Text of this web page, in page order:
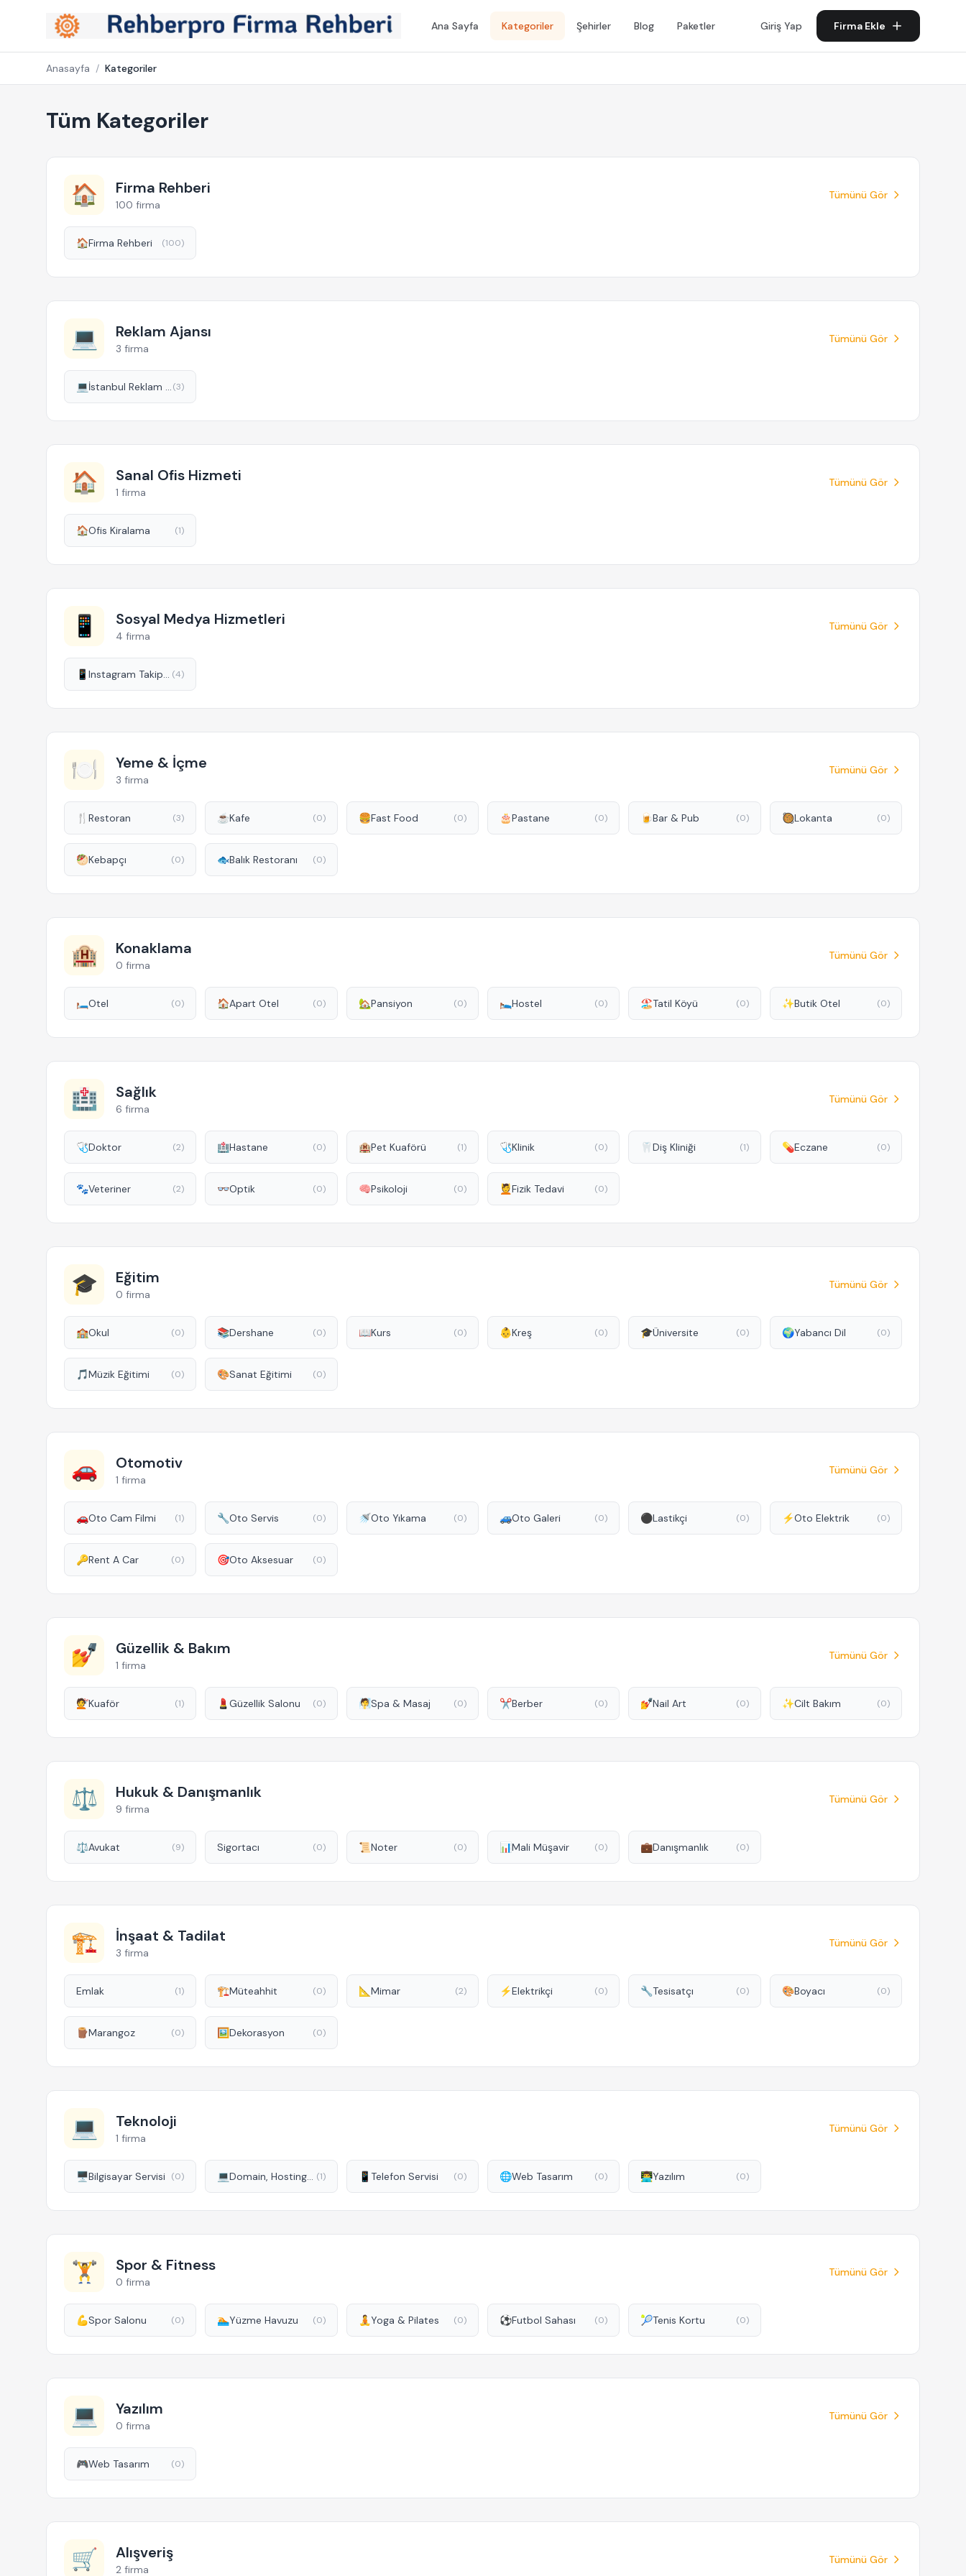
Ana Sayfa Kategoriler Şehirler Blog Paketler Giriş Yap Firma Ekle
Anasayfa / Kategoriler
Tüm Kategoriler
🏠 Firma Rehberi
100 firma
Tümünü Gör
🏠Firma Rehberi (100)
💻 Reklam Ajansı
3 firma
Tümünü Gör
💻 İstanbul Reklam Ajansları(3)
🏠 Sanal Ofis Hizmeti
1 firma
Tümünü Gör
🏠Ofis Kiralama (1)
📱 Sosyal Medya Hizmetleri
4 firma
Tümünü Gör
📱 Instagram Takipçi Hizmetleri (4)
🍽️ Yeme & İçme
3 firma
Tümünü Gör
🍴 Restoran (3) ☕Kafe (0) 🍔Fast Food (0) 🎂Pastane (0) 🍺Bar & Pub (0) 🥘Lokanta (0)
🥙Kebapçı (0) 🐟Balık Restoranı (0)
🏨 Konaklama
0 firma
Tümünü Gör
🛏️Otel (0) 🏠Apart Otel (0) 🏡Pansiyon (0) 🛌Hostel (0) 🏖️Tatil Köyü (0) ✨Butik Otel (0)
🏥 Sağlık
6 firma
Tümünü Gör
🩺Doktor (2) 🏥Hastane (0) 🏨Pet Kuaförü (1) 🩺Klinik (0) 🦷Diş Kliniği (1) 💊Eczane (0)
🐾Veteriner (2) 👓Optik (0) 🧠Psikoloji (0) 💆Fizik Tedavi (0)
🎓 Eğitim
0 firma
Tümünü Gör
🏫Okul (0) 📚Dershane (0) 📖Kurs (0) 👶Kreş (0) 🎓Üniversite (0) 🌍Yabancı Dil (0)
🎵 Müzik Eğitimi (0) 🎨Sanat Eğitimi (0)
🚗 Otomotiv
1 firma
Tümünü Gör
🚗Oto Cam Filmi (1) 🔧Oto Servis (0) 🚿Oto Yıkama (0) 🚙Oto Galeri (0) ⚫Lastikçi (0) ⚡Oto Elektrik (0)
🔑Rent A Car (0) 🎯Oto Aksesuar (0)
💅 Güzellik & Bakım
1 firma
Tümünü Gör
💇Kuaför (1) 💄Güzellik Salonu (0) 🧖Spa & Masaj (0) ✂️Berber (0) 💅Nail Art (0) ✨Cilt Bakım (0)
⚖️ Hukuk & Danışmanlık
9 firma
Tümünü Gör
⚖️Avukat (9) Sigortacı (0) 📜Noter (0) 📊Mali Müşavir (0) 💼Danışmanlık (0)
🏗️ İnşaat & Tadilat
3 firma
Tümünü Gör
Emlak (1) 🏗️Müteahhit (0) 📐 Mimar (2) ⚡Elektrikçi (0) 🔧Tesisatçı (0) 🎨Boyacı (0)
🪵Marangoz (0) 🖼️Dekorasyon (0)
💻 Teknoloji
1 firma
Tümünü Gör
🖥️Bilgisayar Servisi (0) 💻 Domain, Hosting ve Sanal Sunucu (1) 📱 Telefon Servisi (0) 🌐Web Tasarım (0) 👨‍💻Yazılım (0)
🏋️ Spor & Fitness
0 firma
Tümünü Gör
💪Spor Salonu (0) 🏊Yüzme Havuzu (0) 🧘Yoga & Pilates (0) ⚽Futbol Sahası (0) 🎾Tenis Kortu (0)
💻 Yazılım
0 firma
Tümünü Gör
🎮Web Tasarım (0)
🛒 Alışveriş
2 firma
Tümünü Gör